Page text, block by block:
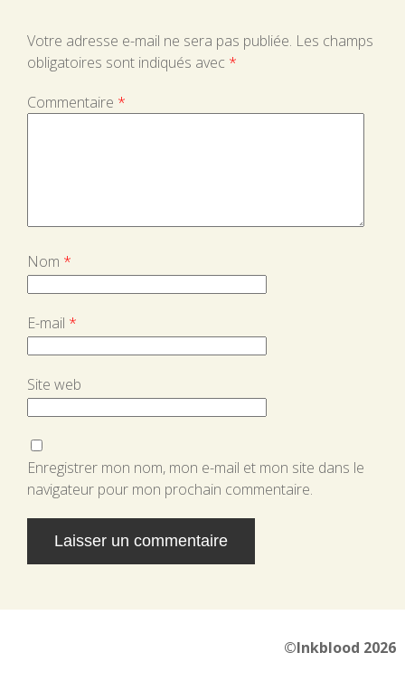
Votre adresse e-mail ne sera pas publiée. Les champs
obligatoires sont indiqués avec *
Commentaire *
Nom *
E-mail *
Site web
Enregistrer mon nom, mon e-mail et mon site dans le
navigateur pour mon prochain commentaire.
©Inkblood 2026